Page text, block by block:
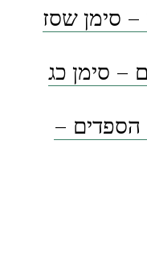
– סימן שסז
– סימן כג
הספדים –